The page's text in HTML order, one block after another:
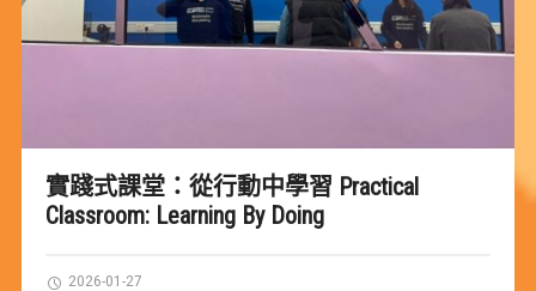
實踐式課堂：從行動中學習 Practical
Classroom: Learning By Doing
2026-01-27